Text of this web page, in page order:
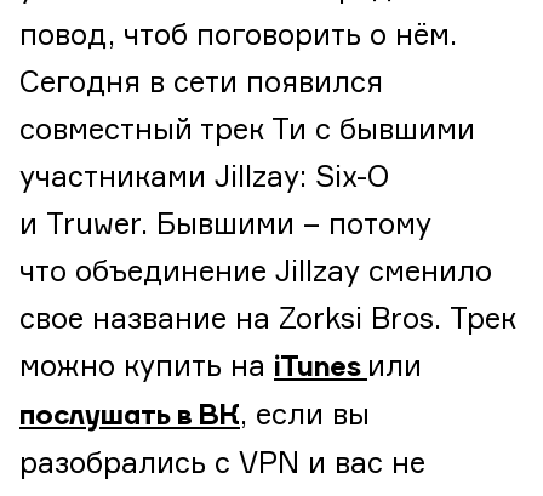
повод, чтоб поговорить о нём.
Сегодня в сети появился
совместный трек Ти с бывшими
участниками Jillzay: Six-O
и Truwer. Бывшими – потому
что объединение Jillzay сменило
свое название на Zorksi Bros. Трек
можно купить на iTunes или
послушать в ВК, если вы
разобрались с VPN и вас не